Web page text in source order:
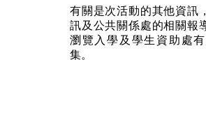
有關是次活動的其他資訊
訊及公共關係處的相關報
瀏覽入學及學生資助處
集。